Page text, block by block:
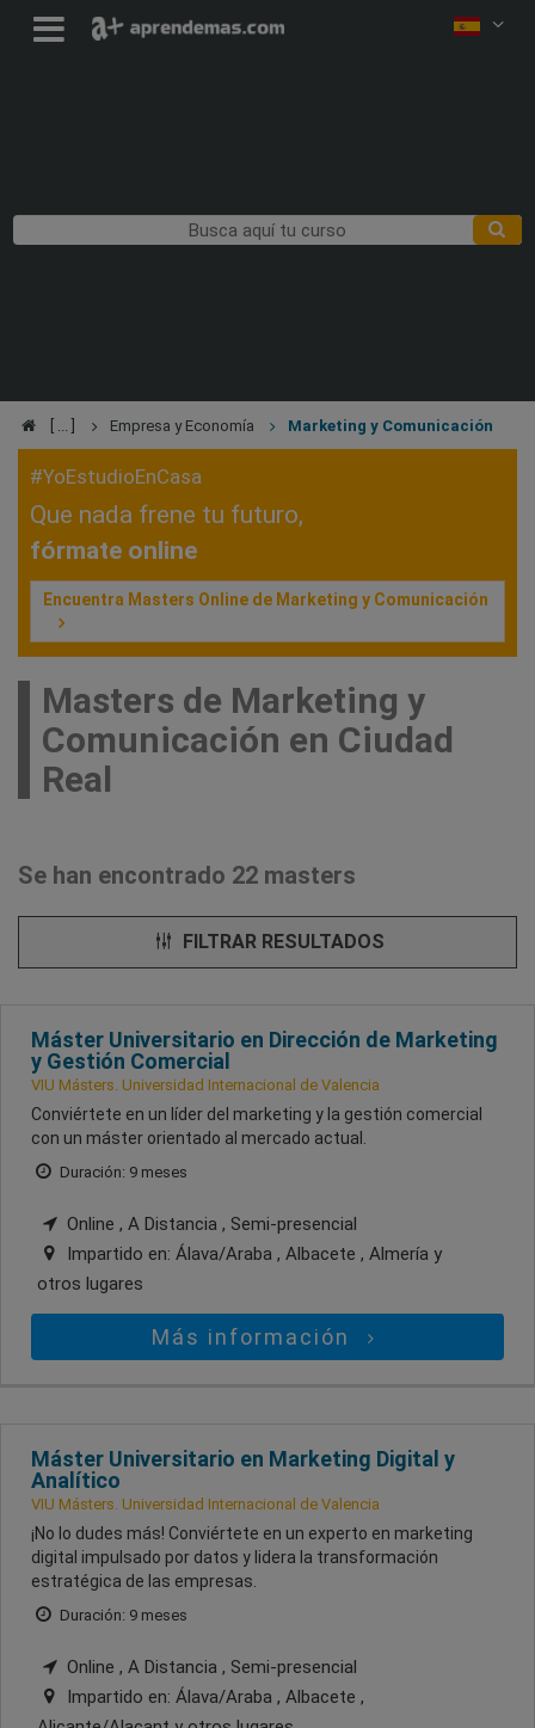
Empresa y Economía Marketing y Comunicación
#YoEstudioEnCasa
Que nada frene tu futuro,
fórmate online
Encuentra Masters Online de Marketing y Comunicación
Masters de Marketing y
Comunicación en Ciudad
Real
Se han encontrado 22 masters
FILTRAR RESULTADOS
Máster Universitario en Dirección de Marketing
y Gestión Comercial
VIU Másters. Universidad Internacional de Valencia
Conviértete en un líder del marketing y la gestión comercial
con un máster orientado al mercado actual.
Duración: 9 meses
Online , A Distancia , Semi-presencial
Impartido en: Álava/Araba , Albacete , Almería y
otros lugares
Más información
Máster Universitario en Marketing Digital y
Analítico
VIU Másters. Universidad Internacional de Valencia
¡No lo dudes más! Conviértete en un experto en marketing
digital impulsado por datos y lidera la transformación
estratégica de las empresas.
Duración: 9 meses
Online , A Distancia , Semi-presencial
Impartido en: Álava/Araba , Albacete ,